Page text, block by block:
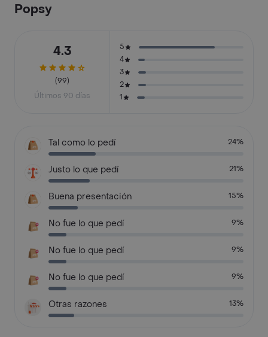
Popsy
4.3
(99)
Últimos 90 días
5
4
3
2
1
Tal como lo pedí 24%
Justo lo que pedí 21%
Buena presentación 15%
No fue lo que pedí 9%
No fue lo que pedí 9%
No fue lo que pedí 9%
Otras razones 13%